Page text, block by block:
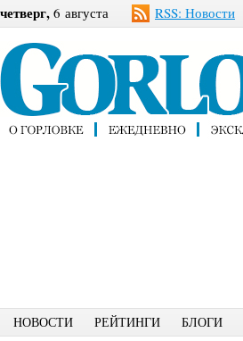
четверг, 6 августа RSS: Новости
НОВОСТИ РЕЙТИНГИ БЛОГИ